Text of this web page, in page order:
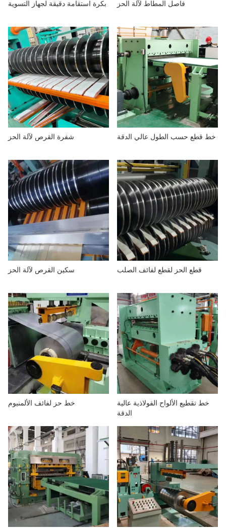
بكرة استقامة دقيقة لجهاز التسوية فاصل المطاط لآلة الحز
شفرة القرص لآلة الحز خط قطع حسب الطول عالي الدقة
سكين القرص لآلة الحز قطع الحز لقطع لفائف الصلب
خط حز لفائف الألمنيوم
خط تقطيع الألواح الفولاذية عالية
الدقة